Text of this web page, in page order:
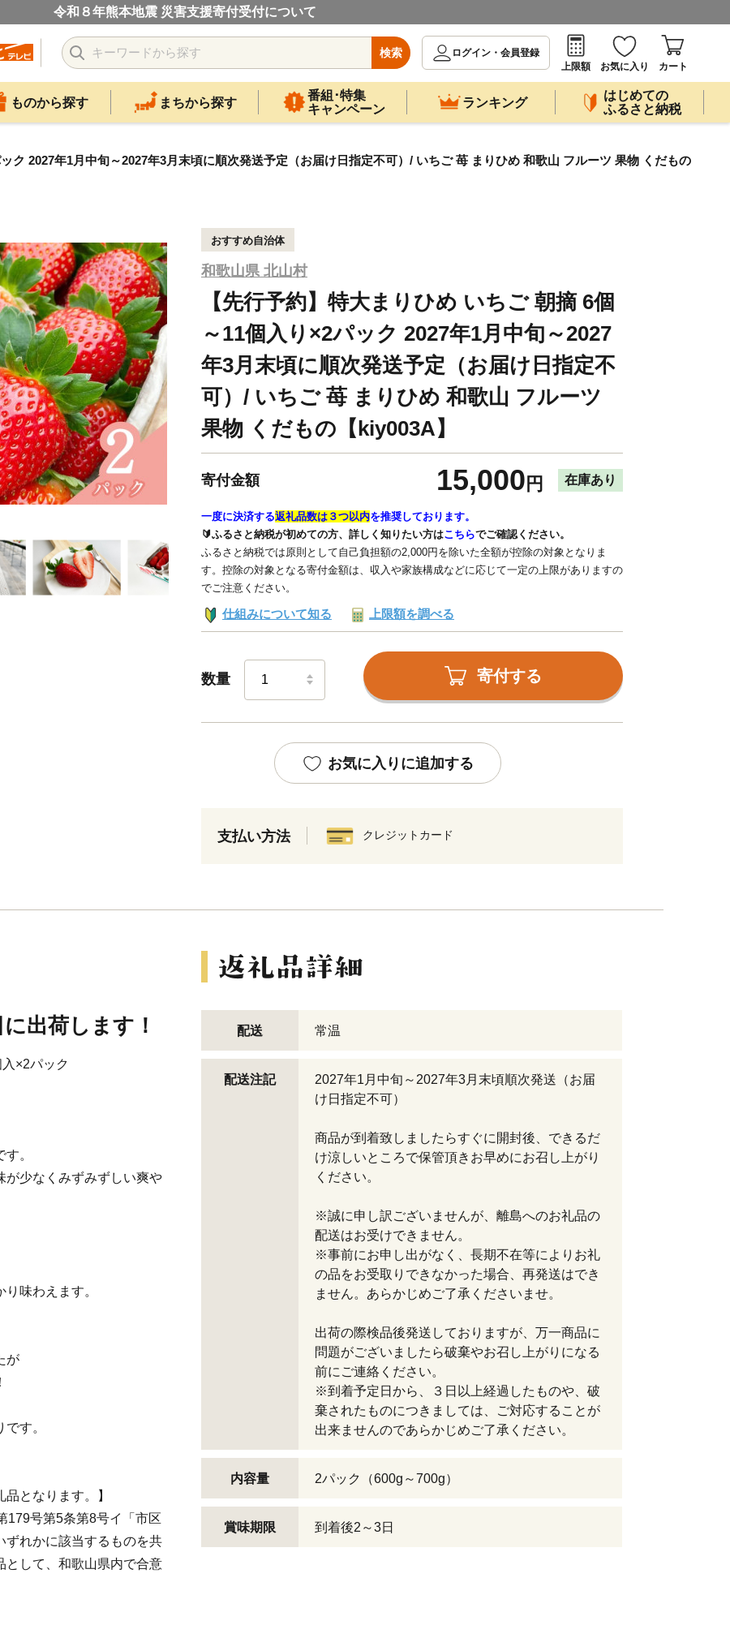
令和８年熊本地震 災害支援寄付受付について
検索
ログイン・会員登録
上限額
お気に入り カート
ものから探す まちから探す
番組･特集
キャンペーン
ランキング
はじめての
ふるさと納税
ク 2027年1月中旬～2027年3月末頃に順次発送予定（お届け日指定不可）/ いちご 苺 まりひめ 和歌山 フルーツ 果物 くだもの
おすすめ自治体
和歌山県 北山村
【先行予約】特大まりひめ いちご 朝摘 6個
～11個入り×2パック 2027年1月中旬～2027
年3月末頃に順次発送予定（お届け日指定不
可）/ いちご 苺 まりひめ 和歌山 フルーツ
果物 くだもの【kiy003A】
寄付金額 15,000 円 在庫あり
一度に決済する返礼品数は３つ以内を推奨しております。
🔰ふるさと納税が初めての方、詳しく知りたい方はこちらでご確認ください。
ふるさと納税では原則として自己負担額の2,000円を除いた全額が控除の対象となりま
す。控除の対象となる寄付金額は、収入や家族構成などに応じて一定の上限がありますの
でご注意ください。
仕組みについて知る 上限額を調べる
数量 寄付する
お気に入りに追加する
支払い方法 クレジットカード
出荷します！
×2パック
。
が少なくみずみずしい爽や
味わえます。
が
す。
となります。】
179号第5条第8号イ「市区
ずれかに該当するものを共
として、和歌山県内で合意
配送 常温
配送注記
2027年1月中旬～2027年3月末頃順次発送（お届
け日指定不可）
商品が到着致しましたらすぐに開封後、できるだ
け涼しいところで保管頂きお早めにお召し上がり
ください。
※誠に申し訳ございませんが、離島へのお礼品の
配送はお受けできません。
※事前にお申し出がなく、長期不在等によりお礼
の品をお受取りできなかった場合、再発送はでき
ません。あらかじめご了承くださいませ。
出荷の際検品後発送しておりますが、万一商品に
問題がございましたら破棄やお召し上がりになる
前にご連絡ください。
※到着予定日から、３日以上経過したものや、破
棄されたものにつきましては、ご対応することが
出来ませんのであらかじめご了承ください。
内容量 2パック（600g～700g）
賞味期限 到着後2～3日